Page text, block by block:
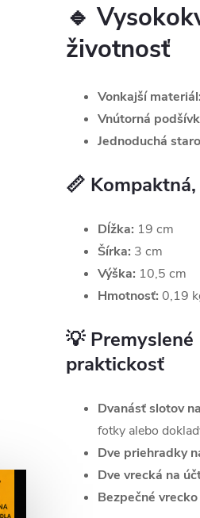
🔹
životnosť
Vonkajší materiál:
Vnútorná
Jednoduchá
📏
Dĺžka: 19 cm
Šírka: 3 cm
Výška: 10,5 cm
Hmotnosť: 0,19
💡
praktickosť
Dvanásť slotov
fotky alebo
Dve priehradky
Dve vrecká na
Bezpečné